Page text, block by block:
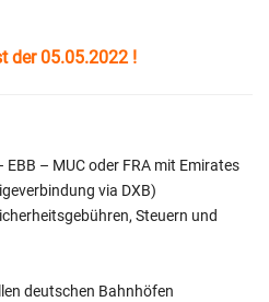
der 05.05.2022 !
EBB – MUC oder FRA mit Emirates
via DXB)
Steuern und
deutschen Bahnhöfen